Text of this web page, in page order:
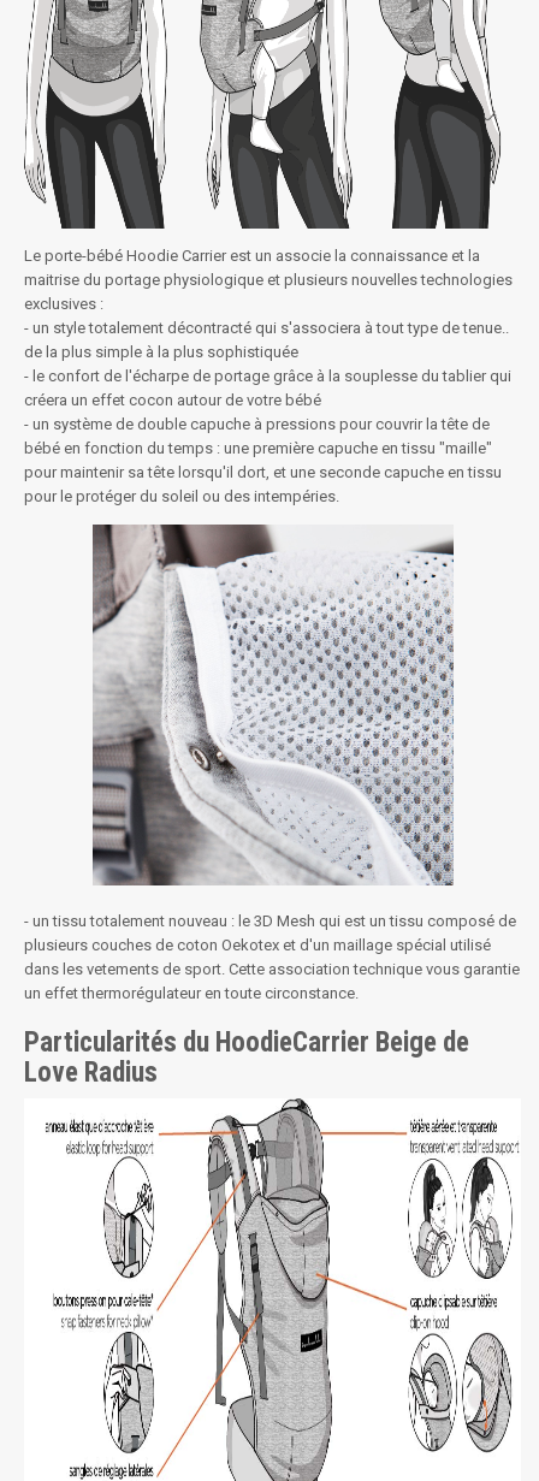
Le porte-bébé Hoodie Carrier est un associe la connaissance et la
maitrise du portage physiologique et plusieurs nouvelles technologies
exclusives :
- un style totalement décontracté qui s'associera à tout type de tenue..
de la plus simple à la plus sophistiquée
- le confort de l'écharpe de portage grâce à la souplesse du tablier qui
créera un effet cocon autour de votre bébé
- un système de double capuche à pressions pour couvrir la tête de
bébé en fonction du temps : une première capuche en tissu "maille"
pour maintenir sa tête lorsqu'il dort, et une seconde capuche en tissu
pour le protéger du soleil ou des intempéries.
- un tissu totalement nouveau : le 3D Mesh qui est un tissu composé de
plusieurs couches de coton Oekotex et d'un maillage spécial utilisé
dans les vetements de sport. Cette association technique vous garantie
un effet thermorégulateur en toute circonstance.
Particularités du HoodieCarrier Beige de
Love Radius